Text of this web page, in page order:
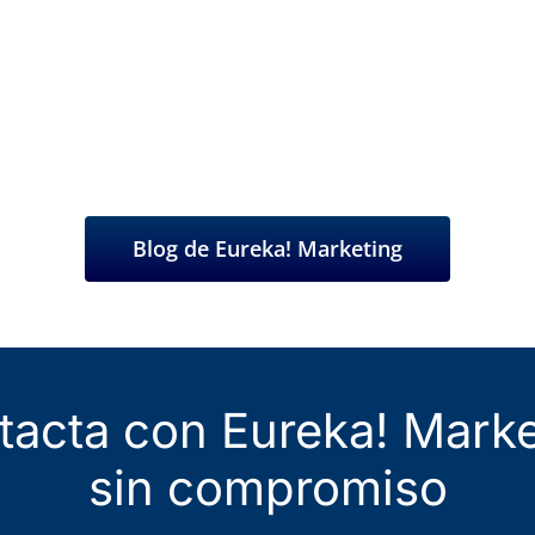
Blog de Eureka! Marketing
con Eureka!
sin compromiso